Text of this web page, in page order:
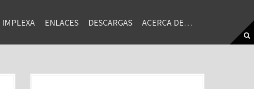
IMPLEXA ENLACES DESCARGAS ACERCA DE…